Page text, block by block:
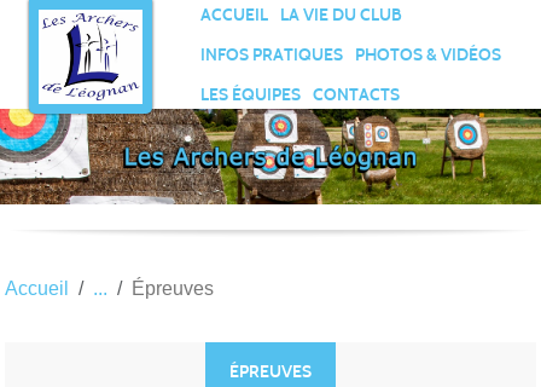
ACCUEIL
LA VIE DU CLUB
INFOS PRATIQUES
PHOTOS & VIDÉOS
LES ÉQUIPES
CONTACTS
Accueil Épreuves
ÉPREUVES
Panneau de gestion des cookies